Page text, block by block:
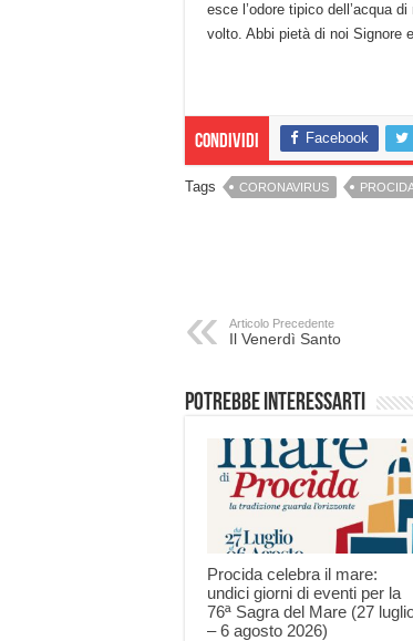
esce l’odore tipico dell’acqua
volto. Abbi pietà di noi Signore
Condividi Facebook
Tags CORONAVIRUS
Articolo Precedente
Il Venerdì Santo
Potrebbe interessarti
Procida celebra il mare:
undici giorni di eventi per la
76ª Sagra del Mare (27
– 6 agosto 2026)